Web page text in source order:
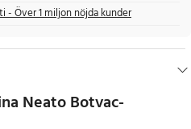
- Över 1 miljon nöjda kunder
Neato Botvac-